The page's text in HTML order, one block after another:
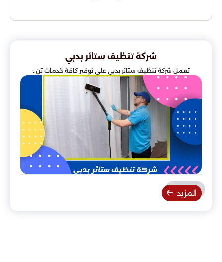
شركة تنظيف ستائر بدبي
تعمل شركة تنظيف ستائر بدبي على توفير كافة خدمات تن..
المزيد